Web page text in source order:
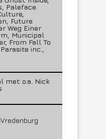
Paleface
Future
Weg Einer
Municipal
From Fall To
inc.,
met o.a. Nick